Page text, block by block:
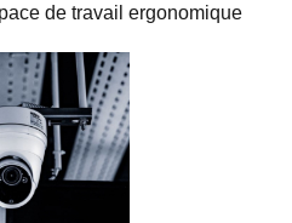
de travail ergonomique